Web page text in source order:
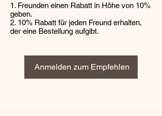
Freunden einen Rabatt in Höhe von 10%
geben.
10% Rabatt für jeden Freund erhalten,
der eine Bestellung aufgibt.
Anmelden zum Empfehlen